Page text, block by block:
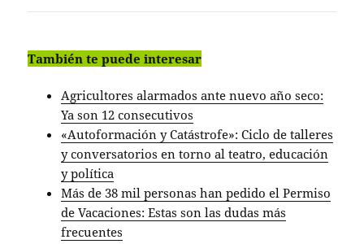
También te puede interesar
Agricultores alarmados ante nuevo año seco:
Ya son 12 consecutivos
«Autoformación y Catástrofe»: Ciclo de talleres
y conversatorios en torno al teatro, educación
y política
Más de 38 mil personas han pedido el Permiso
de Vacaciones: Estas son las dudas más
frecuentes